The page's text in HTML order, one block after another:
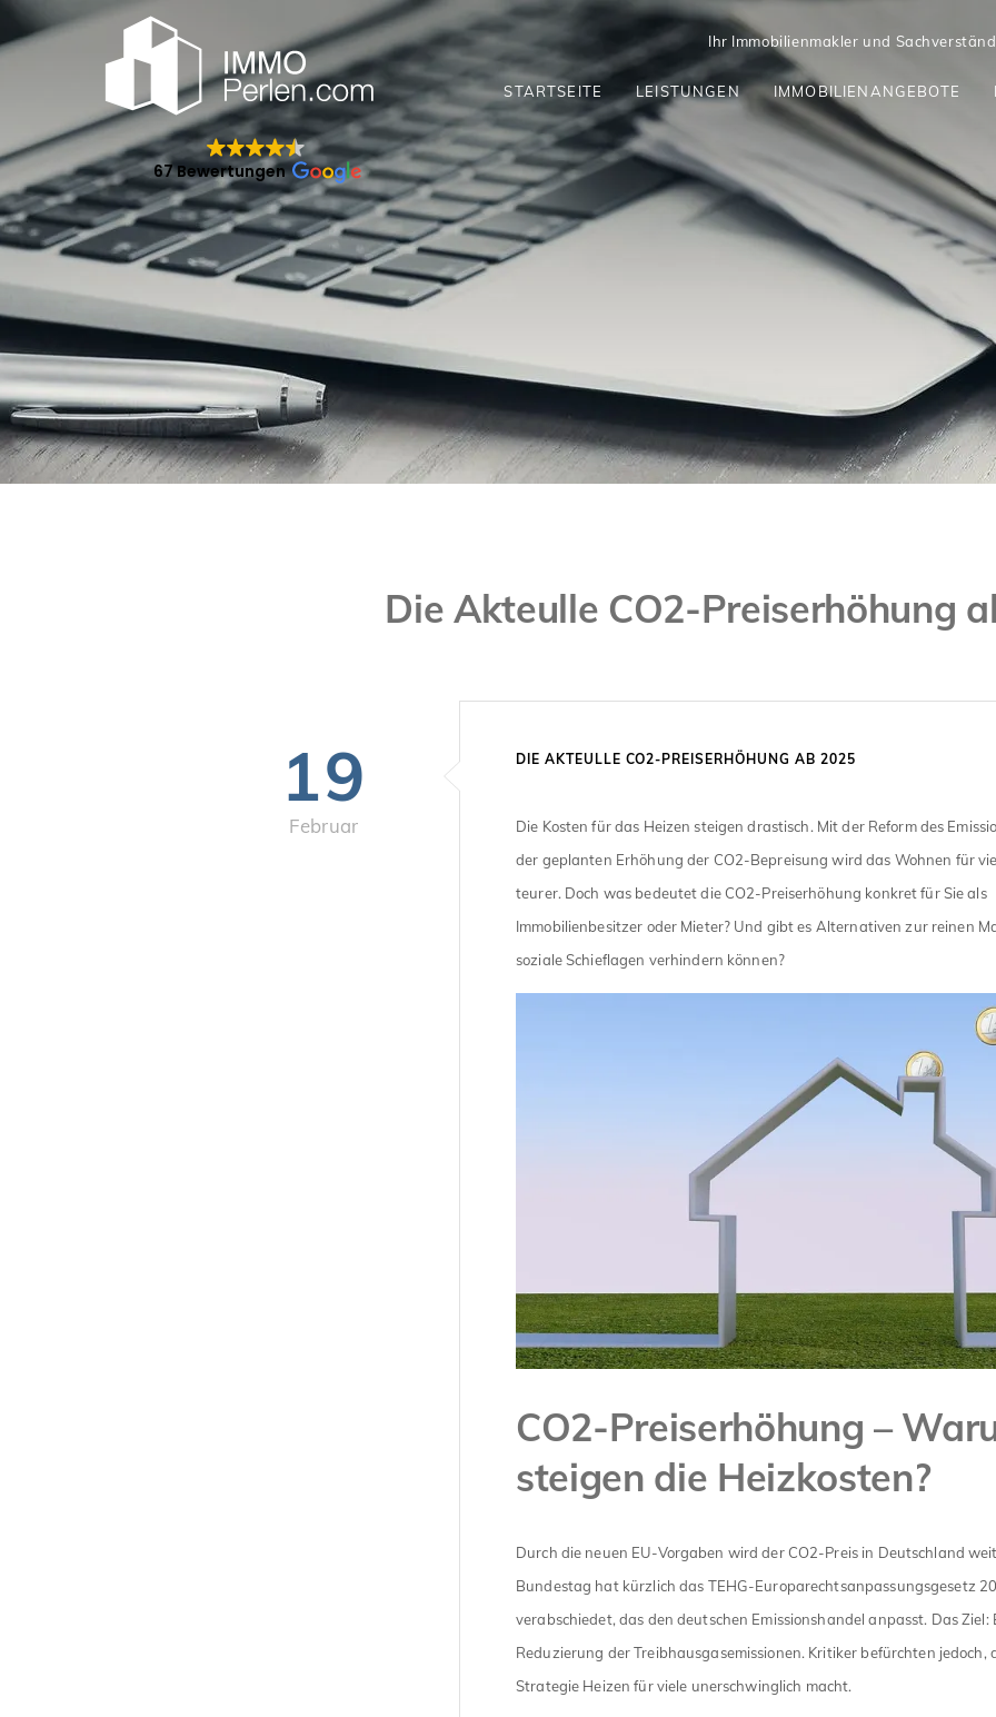
67 Bewertungen
Ihr Immobilienmakler und
STARTSEITE LEISTUNGEN IMMOBILIENANGEBOTE
Die Akteulle CO2-Preiserhöhung
19
Februar
DIE AKTEULLE CO2-PREISERHÖHUNG AB 2025
Die Kosten für das Heizen steigen drastisch. Mit der Reform des
der geplanten Erhöhung der CO2-Bepreisung wird das Wohnen für
teurer. Doch was bedeutet die CO2-Preiserhöhung konkret für Sie als
Immobilienbesitzer oder Mieter? Und gibt es Alternativen zur reinen
soziale Schieflagen verhindern können?
CO2-Preiserhöhung –
steigen die Heizkosten?
Durch die neuen EU-Vorgaben wird der CO2-Preis in Deutschland
Bundestag hat kürzlich das TEHG-Europarechtsanpassungsgesetz
verabschiedet, das den deutschen Emissionshandel anpasst. Das Ziel:
Reduzierung der Treibhausgasemissionen. Kritiker befürchten jedoch,
Strategie Heizen für viele unerschwinglich macht.